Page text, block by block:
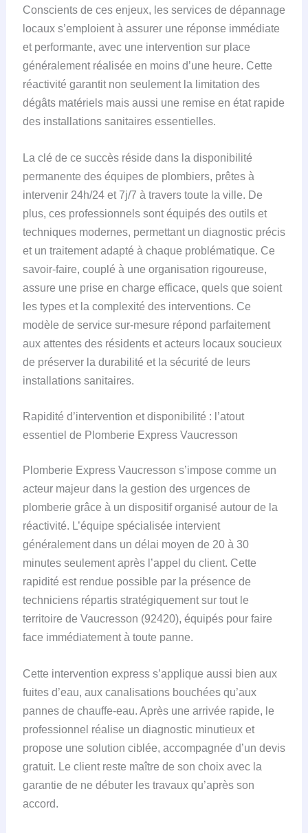
Conscients de ces enjeux, les services de dépannage
locaux s’emploient à assurer une réponse immédiate
et performante, avec une intervention sur place
généralement réalisée en moins d’une heure. Cette
réactivité garantit non seulement la limitation des
dégâts matériels mais aussi une remise en état rapide
des installations sanitaires essentielles.
La clé de ce succès réside dans la disponibilité
permanente des équipes de plombiers, prêtes à
intervenir 24h/24 et 7j/7 à travers toute la ville. De
plus, ces professionnels sont équipés des outils et
techniques modernes, permettant un diagnostic précis
et un traitement adapté à chaque problématique. Ce
savoir-faire, couplé à une organisation rigoureuse,
assure une prise en charge efficace, quels que soient
les types et la complexité des interventions. Ce
modèle de service sur-mesure répond parfaitement
aux attentes des résidents et acteurs locaux soucieux
de préserver la durabilité et la sécurité de leurs
installations sanitaires.
Rapidité d’intervention et disponibilité : l’atout
essentiel de Plomberie Express Vaucresson
Plomberie Express Vaucresson s’impose comme un
acteur majeur dans la gestion des urgences de
plomberie grâce à un dispositif organisé autour de la
réactivité. L’équipe spécialisée intervient
généralement dans un délai moyen de 20 à 30
minutes seulement après l’appel du client. Cette
rapidité est rendue possible par la présence de
techniciens répartis stratégiquement sur tout le
territoire de Vaucresson (92420), équipés pour faire
face immédiatement à toute panne.
Cette intervention express s’applique aussi bien aux
fuites d’eau, aux canalisations bouchées qu’aux
pannes de chauffe-eau. Après une arrivée rapide, le
professionnel réalise un diagnostic minutieux et
propose une solution ciblée, accompagnée d’un devis
gratuit. Le client reste maître de son choix avec la
garantie de ne débuter les travaux qu’après son
accord.